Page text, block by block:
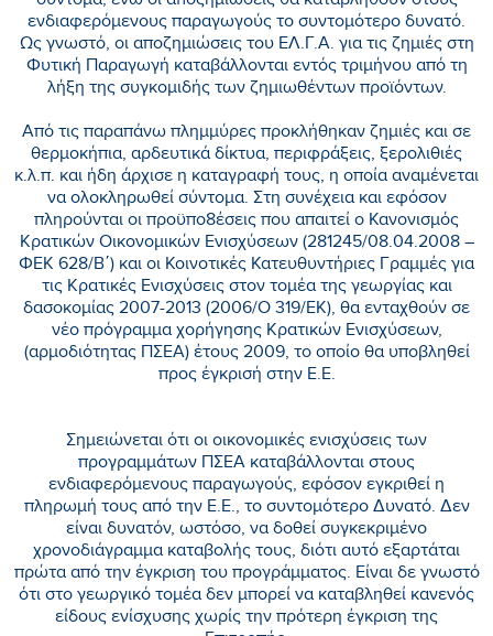
ενδιαφερόμενους παραγωγούς το συντομότερο δυνατό.
Ως γνωστό, οι αποζημιώσεις του ΕΛ.Γ.Α. για τις ζημιές στη
Φυτική Παραγωγή καταβάλλονται εντός τριμήνου από τη
λήξη της συγκομιδής των ζημιωθέντων προϊόντων.
Από τις παραπάνω πλημμύρες προκλήθηκαν ζημιές και σε
θερμοκήπια, αρδευτικά δίκτυα, περιφράξεις, ξερολιθιές
κ.λ.π. και ήδη άρχισε η καταγραφή τους, η οποία αναμένεται
να ολοκληρωθεί σύντομα. Στη συνέχεια και εφόσον
πληρούνται οι προϋπο8έσεις που απαιτεί ο Κανονισμός
Κρατικών Οικονομικών Ενισχύσεων (281245/08.04.2008 –
ΦΕΚ 628/Β΄) και οι Κοινοτικές Κατευθυντήριες Γραμμές για
τις Κρατικές Ενισχύσεις στον τομέα της γεωργίας και
δασοκομίας 2007-2013 (2006/Ο 319/ΕΚ), θα ενταχθούν σε
νέο πρόγραμμα χορήγησης Κρατικών Ενισχύσεων,
(αρμοδιότητας ΠΣΕΑ) έτους 2009, το οποίο θα υποβληθεί
προς έγκρισή στην Ε.Ε.
Σημειώνεται ότι οι οικονομικές ενισχύσεις των
προγραμμάτων ΠΣΕΑ καταβάλλονται στους
ενδιαφερόμενους παραγωγούς, εφόσον εγκριθεί η
πληρωμή τους από την Ε.Ε., το συντομότερο Δυνατό. Δεν
είναι δυνατόν, ωστόσο, να δοθεί συγκεκριμένο
χρονοδιάγραμμα καταβολής τους, διότι αυτό εξαρτάται
πρώτα από την έγκριση του προγράμματος. Είναι δε γνωστό
ότι στο γεωργικό τομέα δεν μπορεί να καταβληθεί κανενός
είδους ενίσχυσης χωρίς την πρότερη έγκριση της